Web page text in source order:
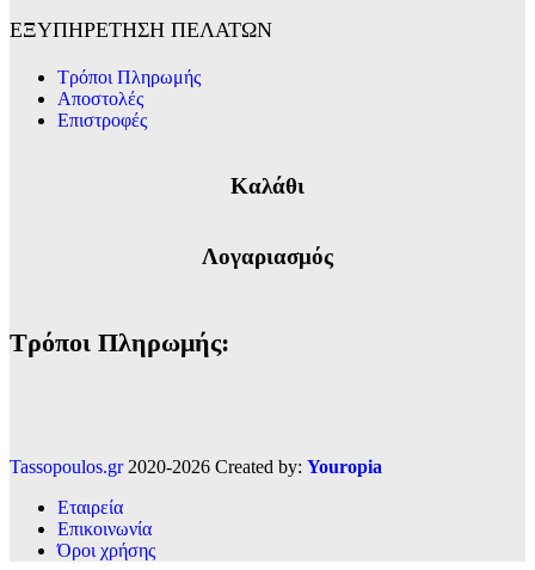
ΕΞΥΠΗΡΕΤΗΣΗ ΠΕΛΑΤΩΝ
Τρόποι Πληρωμής
Αποστολές
Επιστροφές
Καλάθι
Λογαριασμός
Τρόποι Πληρωμής:
Tassopoulos.gr2020-2026 Created by: Youropia
Εταιρεία
Επικοινωνία
Όροι χρήσης